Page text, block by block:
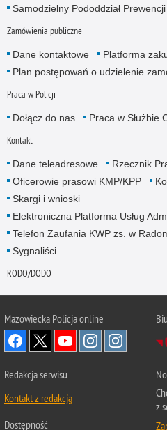
Samodzielny Pododdział
Zamówienia publiczne
Dane kontaktowe
Platforma
Plan postępowań o udzielenie
Praca w Policji
Dołącz do nas Praca w Służbie
Kontakt
Dane teleadresowe
Rzecznik
Oficerowie prasowi KMP/KPP
Skargi i wnioski
Elektroniczna Platforma Usług
Telefon Zaufania KWP zs. w
Sygnaliści
RODO/DODO
Mazowiecka Policja online
Redakcja serwisu
Kontakt z redakcją
Dostępność
z